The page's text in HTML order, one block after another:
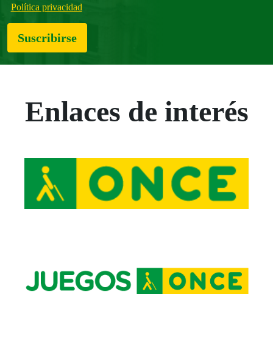
Política privacidad
Suscribirse
Enlaces de interés